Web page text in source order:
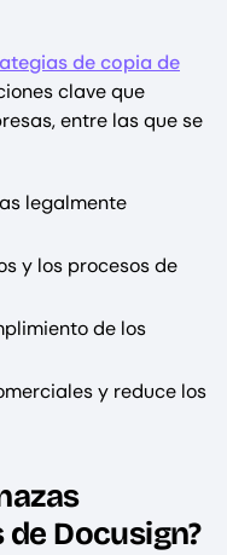
de copia de
clave que
entre las que se
legalmente
y los procesos de
de los
y reduce los
Docusign?